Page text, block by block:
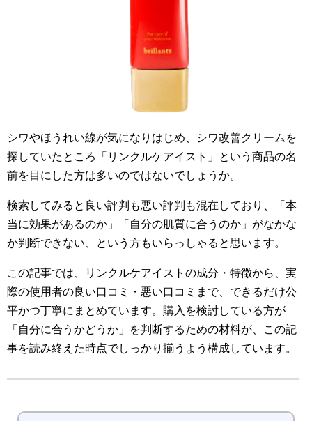
シワやほうれい線が気になりはじめ、シワ改善クリームを
探していたところ「リンクルケアイスト」という商品の名
前を目にした方は多いのではないでしょうか。
検索してみると良い評判も悪い評判も混在しており、「本
当に効果があるのか」「自分の肌質に合うのか」がなかな
か判断できない、という方もいらっしゃると思います。
この記事では、リンクルケアイストの成分・特徴から、実
際の使用者の良い口コミ・悪い口コミまで、できるだけ公
平かつ丁寧にまとめています。購入を検討している方が
「自分に合うかどうか」を判断するための材料が、この記
事を読み終えた時点でしっかり揃うよう構成しています。